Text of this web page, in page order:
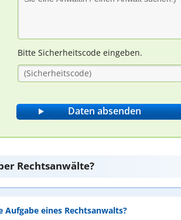
Bitte Sicherheitscode eingeben.
Rechtsanwälte?
Aufgabe eines Rechtsanwalts?